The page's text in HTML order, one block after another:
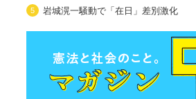
5 岩城滉一騒動で「在日」差別激化